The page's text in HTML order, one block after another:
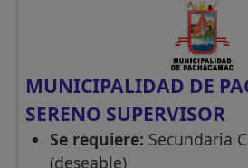
MUNICIPALIDAD DE
SERENO SUPERVISOR
Se requiere: Secundaria
(deseable)